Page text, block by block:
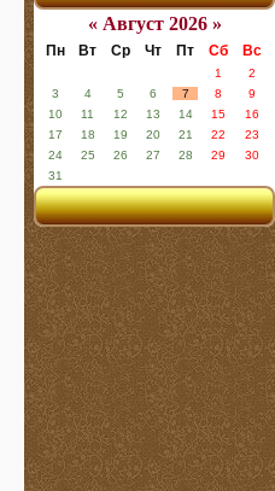
« Август 2026 »
Пн Вт Ср Чт Пт Сб Вс
1
2
3
4 5 6 7 8
9
10
11 12 13 14 15
16
17
18 19 20 21 22
23
24
25 26 27 28 29
30
31